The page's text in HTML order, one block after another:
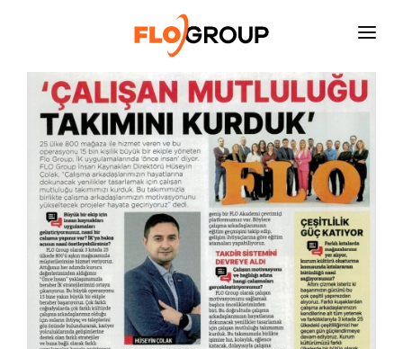
ANASAYFA
KURUMSAL
YATIRIMCI İLIŞKILERI
SÜRDÜRÜLEBILIRLIK
FAALIYET ALANLARI
İNSAN KAYNAKLARI
BASIN ODASI